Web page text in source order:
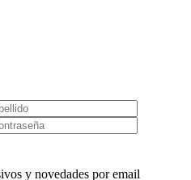
y novedades por email